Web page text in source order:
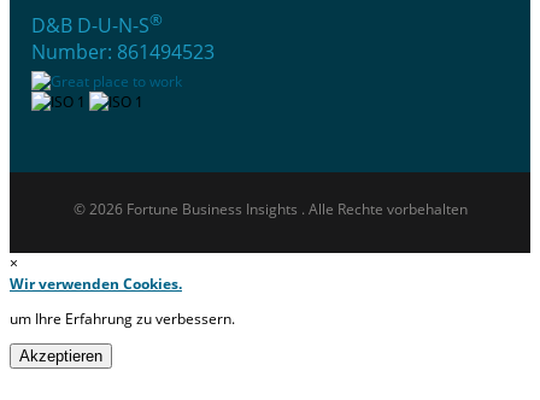
D&B D-U-N-S®
Number: 861494523
© 2026 Fortune Business Insights . Alle Rechte vorbehalten
×
Wir verwenden Cookies.
um Ihre Erfahrung zu verbessern.
Akzeptieren